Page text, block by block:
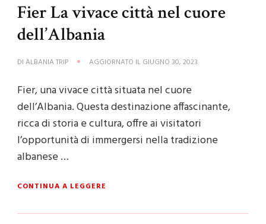
Fier La vivace città nel cuore
dell’Albania
DI ALBANIA TRIP AGGIORNATO IL GIUGNO 30, 2023
Fier, una vivace città situata nel cuore
dell’Albania. Questa destinazione affascinante,
ricca di storia e cultura, offre ai visitatori
l’opportunità di immergersi nella tradizione
albanese …
CONTINUA A LEGGERE